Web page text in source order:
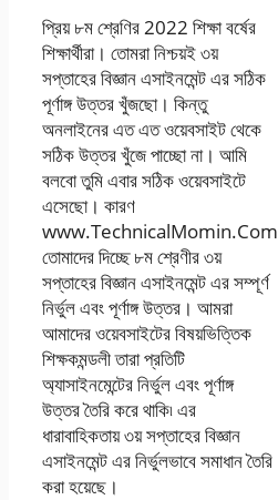
প্রিয় ৮ম শ্রেণির 2022 শিক্ষা বর্ষের
শিক্ষার্থীরা। তোমরা নিশ্চয়ই ৩য়
সপ্তাহের বিজ্ঞান এসাইনমেন্ট এর সঠিক
পূর্ণাঙ্গ উত্তর খুঁজছো। কিন্তু
অনলাইনের এত এত ওয়েবসাইট থেকে
সঠিক উত্তর খুঁজে পাচ্ছো না। আমি
বলবো তুমি এবার সঠিক ওয়েবসাইটে
এসেছো। কারণ
www.TechnicalMomin.Com
তোমাদের দিচ্ছে ৮ম শ্রেণীর ৩য়
সপ্তাহের বিজ্ঞান এসাইনমেন্ট এর সম্পূর্ণ
নির্ভুল এবং পূর্ণাঙ্গ উত্তর। আমরা
আমাদের ওয়েবসাইটের বিষয়ভিত্তিক
শিক্ষকমন্ডলী তারা প্রতিটি
অ্যাসাইনমেন্টের নির্ভুল এবং পূর্ণাঙ্গ
উত্তর তৈরি করে থাকি৷ এর
ধারাবাহিকতায় ৩য় সপ্তাহের বিজ্ঞান
এসাইনমেন্ট এর নির্ভুলভাবে সমাধান তৈরি
করা হয়েছে।